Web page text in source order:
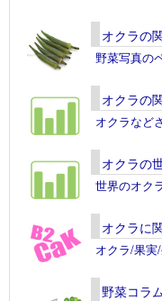
オクラの
野菜写真の
オクラの
オクラなど
オクラの
世界のオク
オクラに
オクラ/果実
野菜コラ